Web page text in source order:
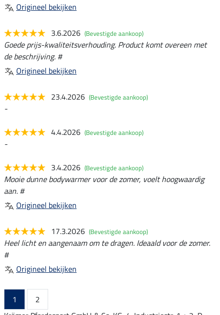
Origineel bekijken
3.6.2026 (Bevestigde aankoop)
Goede prijs-kwaliteitsverhouding. Product komt overeen met
de beschrijving. #
Origineel bekijken
23.4.2026 (Bevestigde aankoop)
-
4.4.2026 (Bevestigde aankoop)
-
3.4.2026 (Bevestigde aankoop)
Mooie dunne bodywarmer voor de zomer, voelt hoogwaardig
aan. #
Origineel bekijken
17.3.2026 (Bevestigde aankoop)
Heel licht en aangenaam om te dragen. Ideaald voor de zomer.
#
Origineel bekijken
1
2